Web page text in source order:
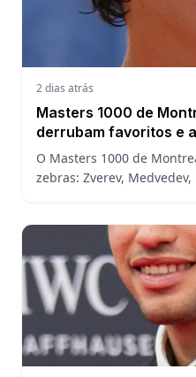
2 dias atrás
Masters 1000 de
derrubam favoritos e
João Fonseca
O Masters 1000 de
zebras: Zverev,